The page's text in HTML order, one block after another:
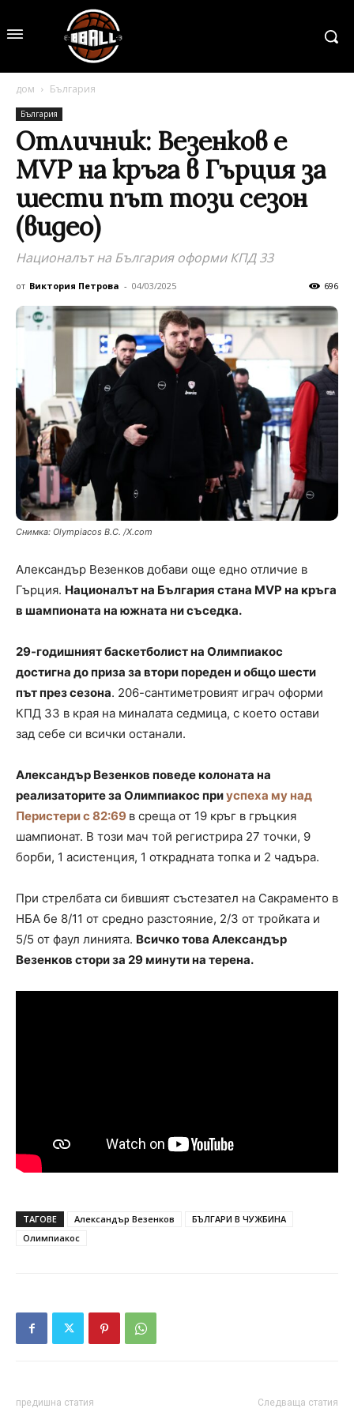
дом България
България
Отличник: Везенков е
MVP на кръга в Гърция за
шести път този сезон
(видео)
Националът на България оформи КПД 33
от Виктория Петрова - 04/03/2025 696
Снимка: Olympiacos B.C. /X.com
Александър Везенков добави още едно отличие в
Гърция. Националът на България стана MVP на кръга
в шампионата на южната ни съседка.
29-годишният баскетболист на Олимпиакос
достигна до приза за втори пореден и общо шести
път през сезона. 206-сантиметровият играч оформи
КПД 33 в края на миналата седмица, с което остави
зад себе си всички останали.
Александър Везенков поведе колоната на
реализаторите за Олимпиакос приуспеха му над
Перистери с 82:69 в среща от 19 кръг в гръцкия
шампионат. В този мач той регистрира 27 точки, 9
борби, 1 асистенция, 1 открадната топка и 2 чадъра.
При стрелбата си бившият състезател на Сакраменто в
НБА бе 8/11 от средно разстояние, 2/3 от тройката и
5/5 от фаул линията. Всичко това Александър
Везенков стори за 29 минути на терена.
ТАГОВЕ Александър Везенков
БЪЛГАРИ В ЧУЖБИНА
Олимпиакос
предишна статия Следваща статия